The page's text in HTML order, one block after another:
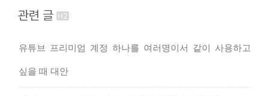
관련 글
유튜브 프리미엄 계정 하나를 여러명이서 같이 사용하고
싶을 때 대안